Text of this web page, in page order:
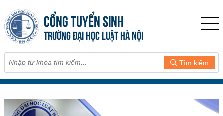
CỔNG TUYỂN SINH
TRƯỜNG ĐẠI HỌC LUẬT HÀ NỘI
Tìm kiếm